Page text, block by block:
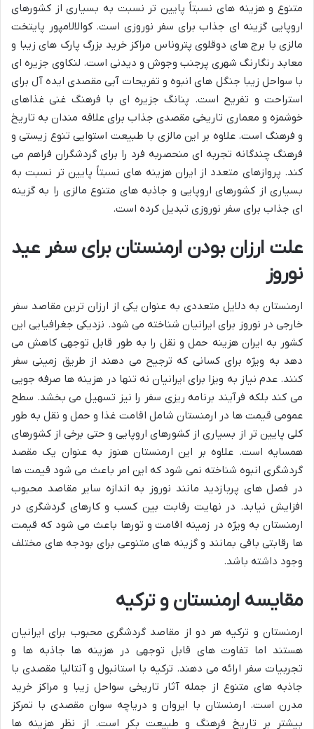
متنوع و هزینه های نسبتاً پایین تر نسبت به بسیاری از کشورهای
اروپایی گزینه ای جذاب برای سفر نوروزی است. کوالالامپور پایتخت
مالزی با برج های دوقلوی پتروناس مراکز خرید بزرگ پارک های زیبا و
معابد رنگارنگ شهری پرجنب وجوش و دیدنی است. لنکاوی جزیره ای
با سواحل زیبا جنگل های انبوه و تفریحات آبی مقصدی ایده آل برای
استراحت و تفریح است. پنانگ جزیره ای با فرهنگ غنی غذاهای
خوشمزه و معماری تاریخی مقصدی جذاب برای علاقه مندان به تاریخ
و فرهنگ است. علاوه بر این مالزی با طبیعت استوایی تنوع زیستی و
فرهنگ چندگانه تجربه ای منحصربه فرد را برای گردشگران فراهم می
کند. پروازهای متعدد از ایران هزینه های نسبتاً پایین تر نسبت به
بسیاری از کشورهای اروپایی و جاذبه های متنوع مالزی را به گزینه
ای جذاب برای سفر نوروزی تبدیل کرده است.
علت ارزان بودن ارمنستان برای سفر عید
نوروز
ارمنستان به دلایل متعددی به عنوان یکی از ارزان ترین مقاصد سفر
خارجی در نوروز برای ایرانیان شناخته می شود. نزدیکی جغرافیایی این
کشور به ایران هزینه حمل و نقل را به طور قابل توجهی کاهش می
دهد به ویژه برای کسانی که ترجیح می دهند از طریق زمینی سفر
کنند. عدم نیاز به ویزا برای ایرانیان نه تنها در هزینه ها صرفه جویی
می کند بلکه فرآیند برنامه ریزی سفر را نیز تسهیل می بخشد. سطح
عمومی قیمت ها در ارمنستان شامل اقامت غذا و حمل و نقل به طور
کلی پایین تر از بسیاری از کشورهای اروپایی و حتی برخی از کشورهای
همسایه است. علاوه بر این ارمنستان هنوز به عنوان یک مقصد
گردشگری انبوه شناخته نمی شود که این امر باعث می شود قیمت ها
در فصل های پربازدید مانند نوروز به اندازه سایر مقاصد محبوب
افزایش نیابد. در نهایت رقابت بین کسب و کارهای گردشگری در
ارمنستان به ویژه در زمینه اقامت و تورها باعث می شود که قیمت
ها رقابتی باقی بمانند و گزینه های متنوعی برای بودجه های مختلف
وجود داشته باشد.
مقایسه ارمنستان و ترکیه
ارمنستان و ترکیه هر دو از مقاصد گردشگری محبوب برای ایرانیان
هستند اما تفاوت های قابل توجهی در هزینه ها جاذبه ها و
تجربیات سفر ارائه می دهند. ترکیه با استانبول و آنتالیا مقصدی با
جاذبه های متنوع از جمله آثار تاریخی سواحل زیبا و مراکز خرید
مدرن است. ارمنستان با ایروان و دریاچه سوان مقصدی با تمرکز
بیشتر بر تاریخ فرهنگ و طبیعت بکر است. از نظر هزینه ها